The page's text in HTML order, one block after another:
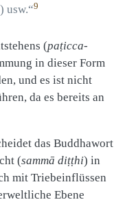
) usw.“9
(paṭicca-
in dieser Form
und es ist nicht
da es bereits an
das Buddhawort
(sammā diṭṭhi) in
mit Triebeinflüssen
Ebene